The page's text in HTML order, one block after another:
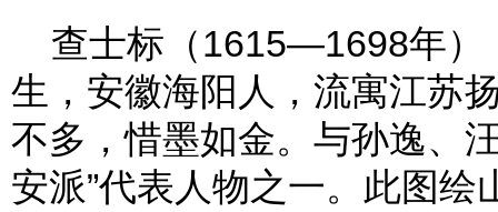
查士标（1615—1698年）
生，安徽海阳人，流寓江苏
不多，惜墨如金。与孙逸、
安派”代表人物之一。此图